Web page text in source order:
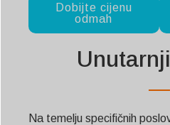
Dobijte cijenu
odmah
Na temelju specifičnih